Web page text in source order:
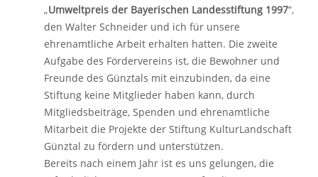
„Umweltpreis der Bayerischen Landesstiftung 1997“,
den Walter Schneider und ich für unsere
ehrenamtliche Arbeit erhalten hatten. Die zweite
Aufgabe des Fördervereins ist, die Bewohner und
Freunde des Günztals mit einzubinden, da eine
Stiftung keine Mitglieder haben kann, durch
Mitgliedsbeiträge, Spenden und ehrenamtliche
Mitarbeit die Projekte der Stiftung KulturLandschaft
Günztal zu fördern und unterstützen.
Bereits nach einem Jahr ist es uns gelungen, die